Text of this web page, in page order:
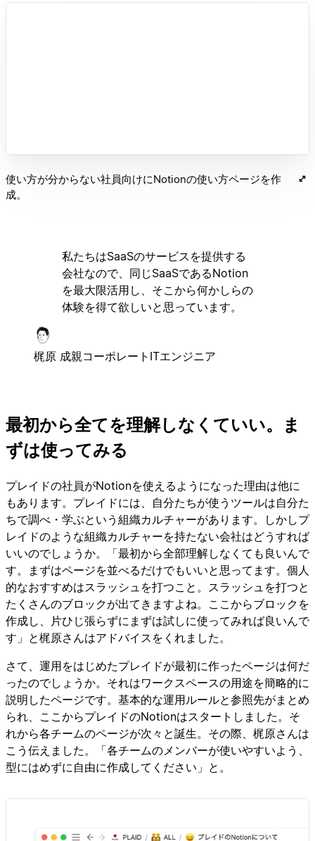
使い方が分からない社員向けにNotionの使い方ページを作
成。
私たちはSaaSのサービスを提供する
会社なので、同じSaaSであるNotion
を最大限活用し、そこから何かしらの
体験を得て欲しいと思っています。
梶原 成親コーポレートITエンジニア
最初から全てを理解しなくていい。ま
ずは使ってみる
プレイドの社員がNotionを使えるようになった理由は他に
もあります。プレイドには、自分たちが使うツールは自分た
ちで調べ・学ぶという組織カルチャーがあります。しかしプ
レイドのような組織カルチャーを持たない会社はどうすれば
いいのでしょうか。「最初から全部理解しなくても良いんで
す。まずはページを並べるだけでもいいと思ってます。個人
的なおすすめはスラッシュを打つこと。スラッシュを打つと
たくさんのブロックが出てきますよね。ここからブロックを
作成し、片ひじ張らずにまずは試しに使ってみれば良いんで
す」と梶原さんはアドバイスをくれました。
さて、運用をはじめたプレイドが最初に作ったページは何だ
ったのでしょうか。それはワークスペースの用途を簡略的に
説明したページです。基本的な運用ルールと参照先がまとめ
られ、ここからプレイドのNotionはスタートしました。そ
れから各チームのページが次々と誕生。その際、梶原さんは
こう伝えました。「各チームのメンバーが使いやすいよう、
型にはめずに自由に作成してください」と。